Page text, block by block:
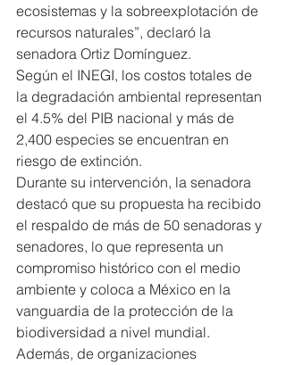
ecosistemas y la sobreexplotación de
recursos naturales”, declaró la
senadora Ortiz Domínguez.
Según el INEGI, los costos totales de
la degradación ambiental representan
el 4.5% del PIB nacional y más de
2,400 especies se encuentran en
riesgo de extinción.
Durante su intervención, la senadora
destacó que su propuesta ha recibido
el respaldo de más de 50 senadoras y
senadores, lo que representa un
compromiso histórico con el medio
ambiente y coloca a México en la
vanguardia de la protección de la
biodiversidad a nivel mundial.
Además, de organizaciones